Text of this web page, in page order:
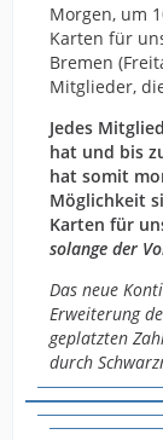
Morgen, um
Karten für
Bremen (
Mitglieder,
Jedes
hat und bis
hat somit
Möglichkeit
Karten für
solange der
Das neue
Erweiterung
geplatzten
durch